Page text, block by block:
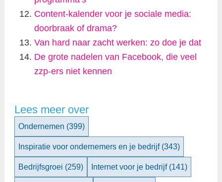
Content-kalender voor je sociale media:
doorbraak of drama?
Van hard naar zacht werken: zo doe je dat
De grote nadelen van Facebook, die veel
zzp-ers niet kennen
Lees meer over
Ondernemen (399)
Inspiratie voor ondernemers en je bedrijf (343)
Bedrijfsgroei (259) Internet voor je bedrijf (141)